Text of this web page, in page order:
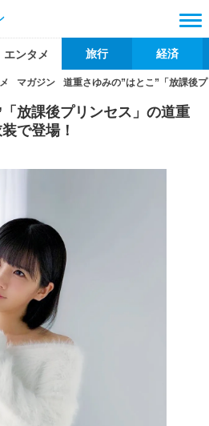
エンタメ 旅行 経済
マガジン 道重さゆみの”はとこ”「放課後
放課後プリンセス」の道重
で登場！